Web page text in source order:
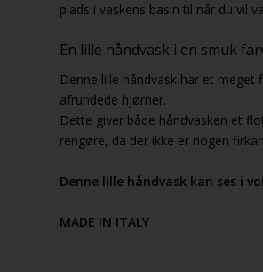
plads i vaskens basin til når du vil
En lille håndvask i en smuk
Denne lille håndvask har et
afrundede hjørner.
Dette giver både håndvasken et
rengøre, da der ikke er nogen
Denne lille håndvask kan ses i
MADE IN ITALY